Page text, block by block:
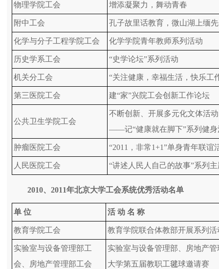
物理学院工会 增添凝聚力，舞动青春
附中工会 孔子故里话教育，微山湖上缅
化学与分子工程学院工会 化学学院青年教师系列活动
历史学系工会 “史学论坛”系列活动
机关分工会 “关注健康，幸福生活，快乐工
第三医院工会 建“家”兴院工会创新工作论坛
公共卫生学院工会
不断创新、开展多元化文体活
——记“健康就在脚下”系列健身
肿瘤医院工会 “2011，非常1+1”单身青年联谊
人民医院工会 “讲述人民人自己的故事”系列
2010、 2011年北京大学工会系统优秀活动名单
单 位 活 动 名 称
教育学院工会 教育学院联合体教部开展系列活
实验室与设备管理部工
会、房地产管理部工会
实验室与设备管理部、房地产
大学第五届教职工毽球邀请赛